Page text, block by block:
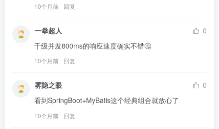
10个月前 回复
一拳超人
0
千级并发800ms的响应速度确实不错🤔
10个月前 回复
雾隐之眼
0
看到SpringBoot+MyBatis这个经典组合就放心了
10个月前 回复